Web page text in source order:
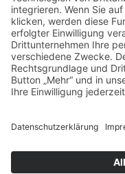
Domain
RECHTLICHES
Support
Datenschutzerklärung